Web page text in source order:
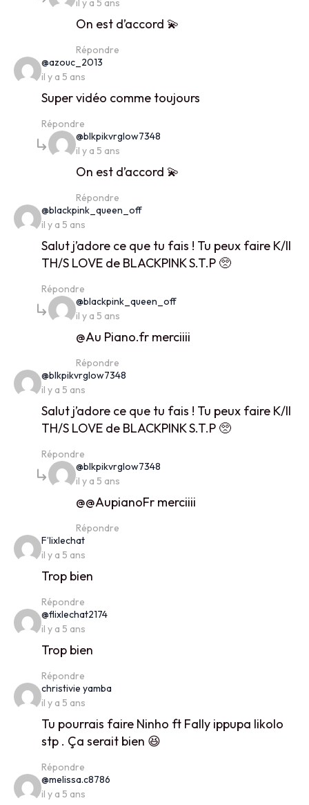
On est d’accord 💫
Répondre
@azouc_2013
il y a 5 ans
Super vidéo comme toujours
Répondre
@blkpikvrglow7348
il y a 5 ans
On est d’accord 💫
Répondre
@blackpink_queen_offsays:
il y a 5 ans
Salut j’adore ce que tu fais ! Tu peux faire K/ll
TH/S LOVE de BLACKPINK S.T.P 🥺
Répondre
@blackpink_queen_offsays:
il y a 5 ans
@Au Piano.fr merciiii
Répondre
@blkpikvrglow7348
il y a 5 ans
Salut j’adore ce que tu fais ! Tu peux faire K/ll
TH/S LOVE de BLACKPINK S.T.P 🥺
Répondre
@blkpikvrglow7348
il y a 5 ans
@@AupianoFr merciiii
Répondre
F’lixlechatsays:
il y a 5 ans
Trop bien
Répondre
@flixlechat2174says:
il y a 5 ans
Trop bien
Répondre
christivie yambasays:
il y a 5 ans
Tu pourrais faire Ninho ft Fally ippupa likolo
stp . Ça serait bien 😆
Répondre
@melissa.c8786
il y a 5 ans